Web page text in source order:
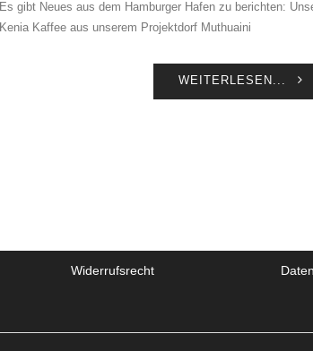
Es gibt Neues aus dem Hamburger Hafen zu berichten:
Kenia Kaffee aus unserem Projektdorf Muthuaini
WEITERLESEN...
Widerrufsrecht